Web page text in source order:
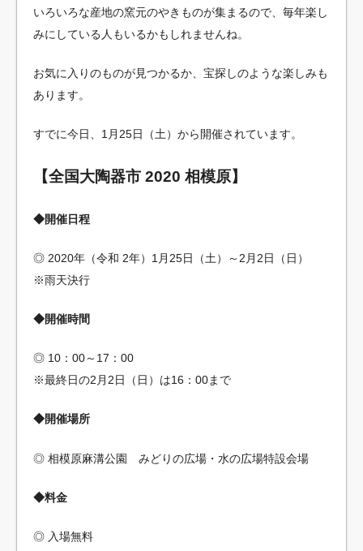
いろいろな産地の窯元のやきものが集まるので、毎年楽し
みにしている人もいるかもしれませんね。
お気に入りのものが見つかるか、宝探しのような楽しみも
あります。
すでに今日、1月25日（土）から開催されています。
【全国大陶器市 2020 相模原】
◆開催日程
◎ 2020年（令和 2年）1月25日（土）～2月2日（日）
※雨天決行
◆開催時間
◎ 10：00～17：00
※最終日の2月2日（日）は16：00まで
◆開催場所
◎ 相模原麻溝公園 みどりの広場・水の広場特設会場
◆料金
◎ 入場無料